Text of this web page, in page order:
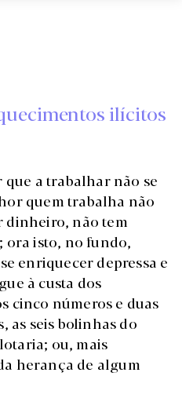
ilícitos
a trabalhar não se
quem trabalha não
dinheiro, não tem
ora isto, no fundo,
enriquecer depressa e
à custa dos
cinco números e duas
as seis bolinhas do
ou, mais
herança de algum